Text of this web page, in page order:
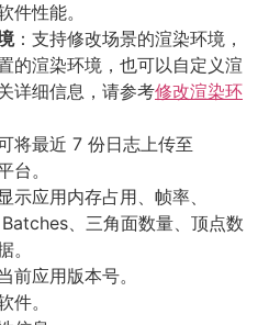
件性能。
：支持修改场景的渲染环境，
的渲染环境，也可以自定义渲
详细信息，请参考修改渲染环
将最近 7 份日志上传至
台。
示应用内存占用、帧率、
、三角面数量、顶点数
。
前应用版本号。
件。